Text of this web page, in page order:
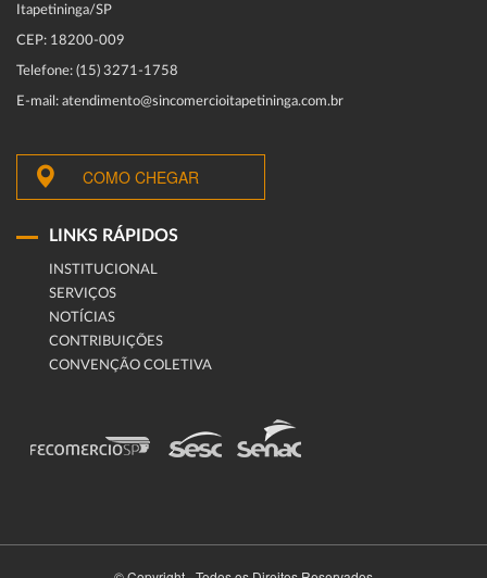
Itapetininga/SP
CEP: 18200-009
Telefone: (15) 3271-1758
E-mail: atendimento@sincomercioitapetininga.com.br
COMO CHEGAR
LINKS RÁPIDOS
INSTITUCIONAL
SERVIÇOS
NOTÍCIAS
CONTRIBUIÇÕES
CONVENÇÃO COLETIVA